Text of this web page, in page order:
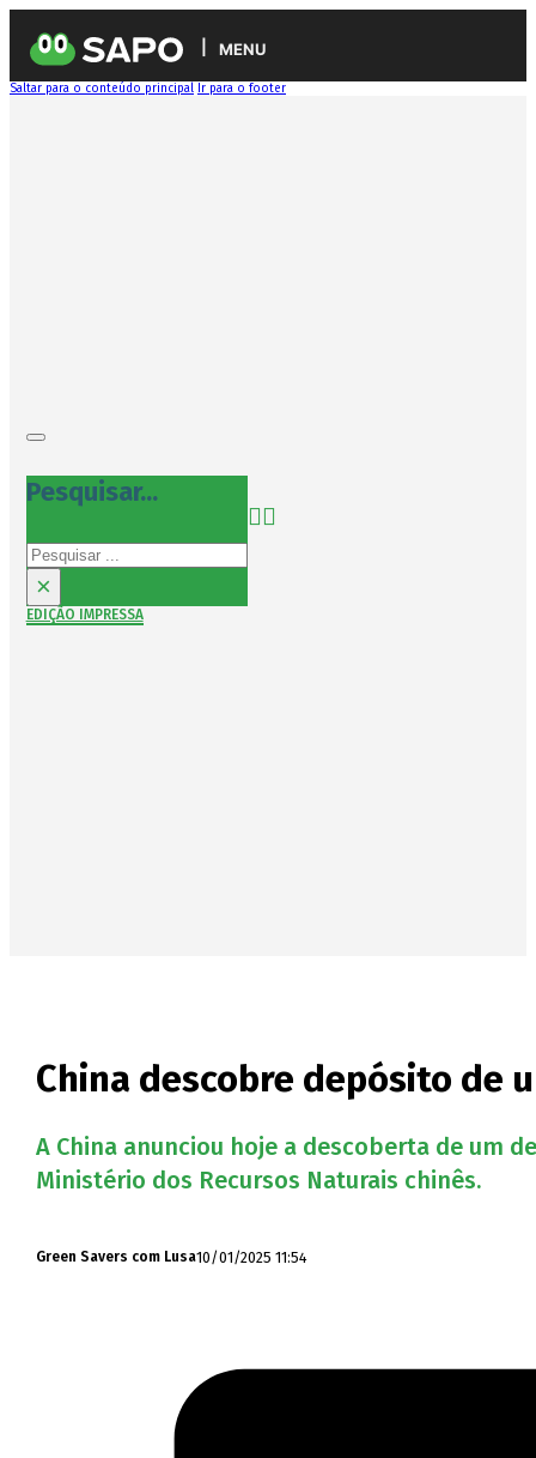
MENU
Saltar para o conteúdo principal Ir para o footer
Pesquisar...
Pesquisar
×
EDIÇÃO IMPRESSA
China descobre depósito de
A China anunciou hoje a descoberta de um
Ministério dos Recursos Naturais chinês.
Green Savers com Lusa10/01/2025 11:54